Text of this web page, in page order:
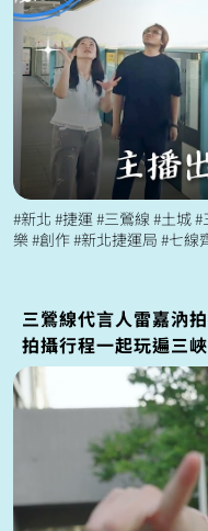
#新北 #捷運 #三鶯線 #土城 #三峽 #鶯歌 #音
樂 #創作 #新北捷運局 #七線齊發七線並進
三鶯線代言人雷嘉汭
拍攝行程一起玩遍三峽